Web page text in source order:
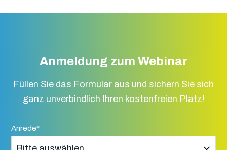
Anmeldung zum Webinar
Füllen Sie das Formular aus und sichern Sie sich
ganz unverbindlich Ihren kostenfreien Platz!
Anrede*